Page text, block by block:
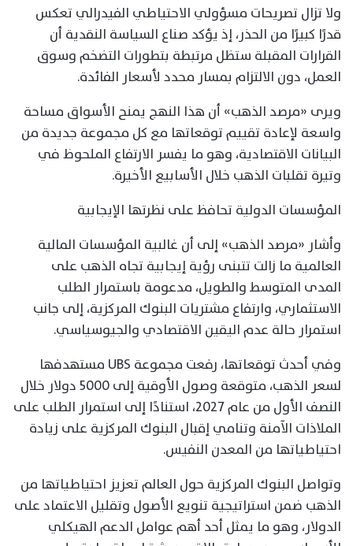
ولا تزال تصريحات مسؤولي الاحتياطي الفيدرالي تعكس
قدرًا كبيرًا من الحذر، إذ يؤكد صناع السياسة النقدية أن
القرارات المقبلة ستظل مرتبطة بتطورات التضخم وسوق
العمل، دون الالتزام بمسار محدد لأسعار الفائدة.
ويرى «مرصد الذهب» أن هذا النهج يمنح الأسواق مساحة
واسعة لإعادة تقييم توقعاتها مع كل مجموعة جديدة من
البيانات الاقتصادية، وهو ما يفسر الارتفاع الملحوظ في
وتيرة تقلبات الذهب خلال الأسابيع الأخيرة.
المؤسسات الدولية تحافظ على نظرتها الإيجابية
وأشار «مرصد الذهب» إلى أن غالبية المؤسسات المالية
العالمية ما زالت تتبنى رؤية إيجابية تجاه الذهب على
المدى المتوسط والطويل، مدعومة باستمرار الطلب
الاستثماري، وارتفاع مشتريات البنوك المركزية، إلى جانب
استمرار حالة عدم اليقين الاقتصادي والجيوسياسي.
وفي أحدث توقعاتها، رفعت مجموعة UBS مستهدفها
لسعر الذهب، متوقعة وصول الأوقية إلى 5000 دولار خلال
النصف الأول من عام 2027، استنادًا إلى استمرار الطلب على
الملاذات الآمنة وتنامي إقبال البنوك المركزية على زيادة
احتياطياتها من المعدن النفيس.
وتواصل البنوك المركزية حول العالم تعزيز احتياطياتها من
الذهب ضمن استراتيجية تنويع الأصول وتقليل الاعتماد على
الدولار، وهو ما يمثل أحد أهم عوامل الدعم الهيكلي